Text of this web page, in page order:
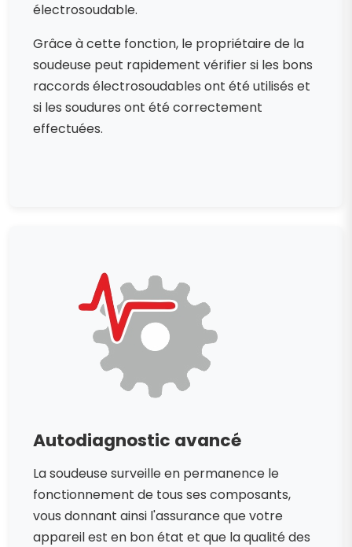
électrosoudable.
Grâce à cette fonction, le propriétaire de la
soudeuse peut rapidement vérifier si les bons
raccords électrosoudables ont été utilisés et
si les soudures ont été correctement
effectuées.
Autodiagnostic avancé
La soudeuse surveille en permanence le
fonctionnement de tous ses composants,
vous donnant ainsi l'assurance que votre
appareil est en bon état et que la qualité des